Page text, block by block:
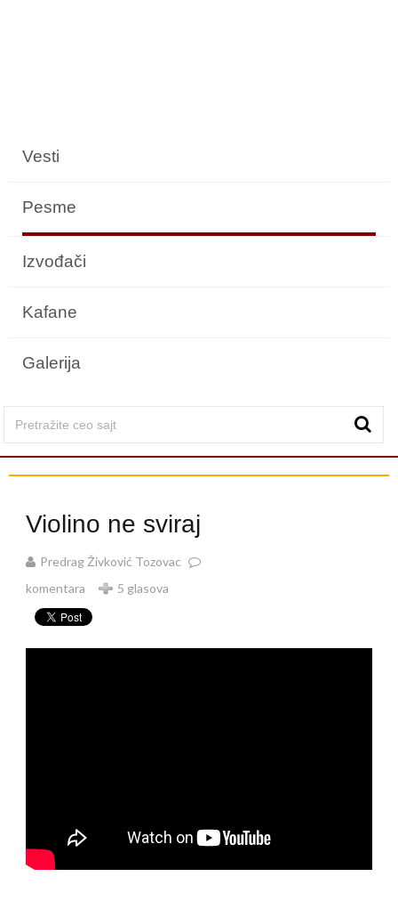
Vesti
Pesme
Izvođači
Kafane
Galerija
Violino ne sviraj
Predrag Živković Tozovac
komentara
5 glasova